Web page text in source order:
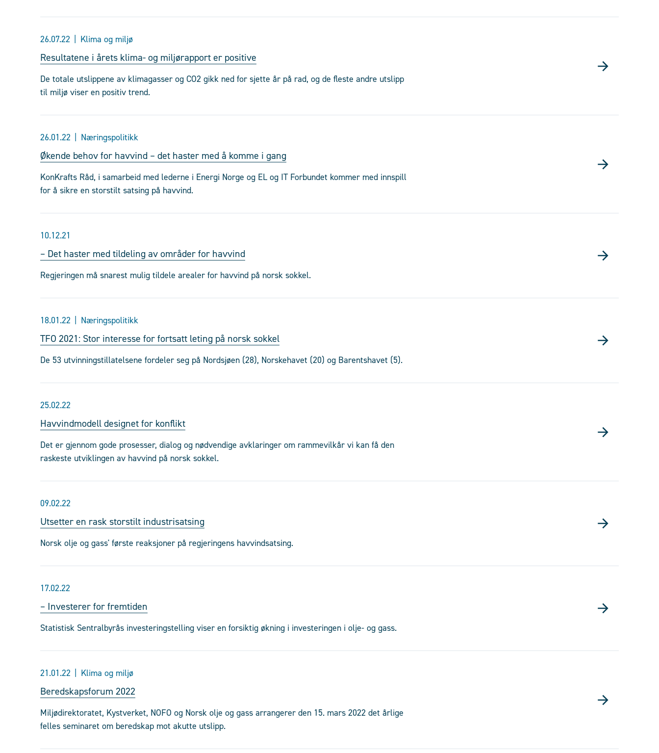
26.07.22 Klima og miljø
Resultatene i årets klima- og miljørapport er positive
De totale utslippene av klimagasser og CO2 gikk ned for sjette år på rad, og de fleste andre utslipp
til miljø viser en positiv trend.
26.01.22 Næringspolitikk
Økende behov for havvind – det haster med å komme i gang
KonKrafts Råd, i samarbeid med lederne i Energi Norge og EL og IT Forbundet kommer med innspill
for å sikre en storstilt satsing på havvind.
10.12.21
– Det haster med tildeling av områder for havvind
Regjeringen må snarest mulig tildele arealer for havvind på norsk sokkel.
18.01.22 Næringspolitikk
TFO 2021: Stor interesse for fortsatt leting på norsk sokkel
De 53 utvinningstillatelsene fordeler seg på Nordsjøen (28), Norskehavet (20) og Barentshavet (5).
25.02.22
Havvindmodell designet for konflikt
Det er gjennom gode prosesser, dialog og nødvendige avklaringer om rammevilkår vi kan få den
raskeste utviklingen av havvind på norsk sokkel.
09.02.22
Utsetter en rask storstilt industrisatsing
Norsk olje og gass' første reaksjoner på regjeringens havvindsatsing.
17.02.22
– Investerer for fremtiden
Statistisk Sentralbyrås investeringstelling viser en forsiktig økning i investeringen i olje- og gass.
21.01.22 Klima og miljø
Beredskapsforum 2022
Miljødirektoratet, Kystverket, NOFO og Norsk olje og gass arrangerer den 15. mars 2022 det årlige
felles seminaret om beredskap mot akutte utslipp.